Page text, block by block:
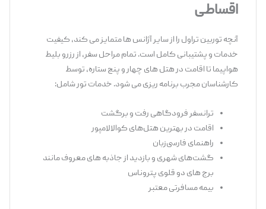
اقساطی
آنچه توربین تراول را از سایر آژانس‌ ها متمایز می‌ کند، کیفیت
خدمات و پشتیبانی کامل است. تمام مراحل سفر، از رزرو بلیط
هواپیما تا اقامت در هتل ‌های چهار و پنج ‌ستاره، توسط
کارشناسان مجرب برنامه ‌ریزی می ‌شود. خدمات تور شامل:
ترانسفر فرودگاهی رفت و برگشت
اقامت در بهترین هتل‌های کوالالامپور
راهنمای فارسی‌زبان
گشت‌های شهری و بازدید از جاذبه‌ های معروف مانند
برج‌ های دو قلوی پتروناس
بیمه مسافرتی معتبر